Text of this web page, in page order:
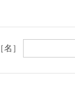
［名］